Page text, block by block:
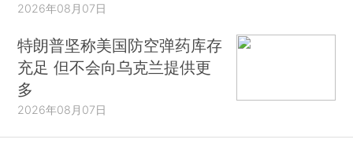
2026年08月07日
特朗普坚称美国防空弹药库存
充足 但不会向乌克兰提供更
多
2026年08月07日